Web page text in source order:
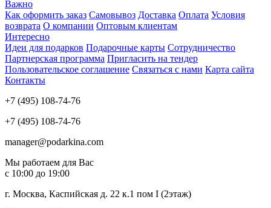
Важно
Как оформить заказ Самовывоз Доставка Оплата Условия
возврата О компании Оптовым клиентам
Интересно
Идеи для подарков Подарочные карты Сотрудничество
Партнерская программа Пригласить на тендер
Пользовательское соглашение Связаться с нами Карта сайта
Контакты
+7 (495) 108-74-76
+7 (495) 108-74-76
manager@podarkina.com
Мы работаем для Вас
с 10:00 до 19:00
г. Москва, Каспийская д. 22 к.1 пом I (2этаж)